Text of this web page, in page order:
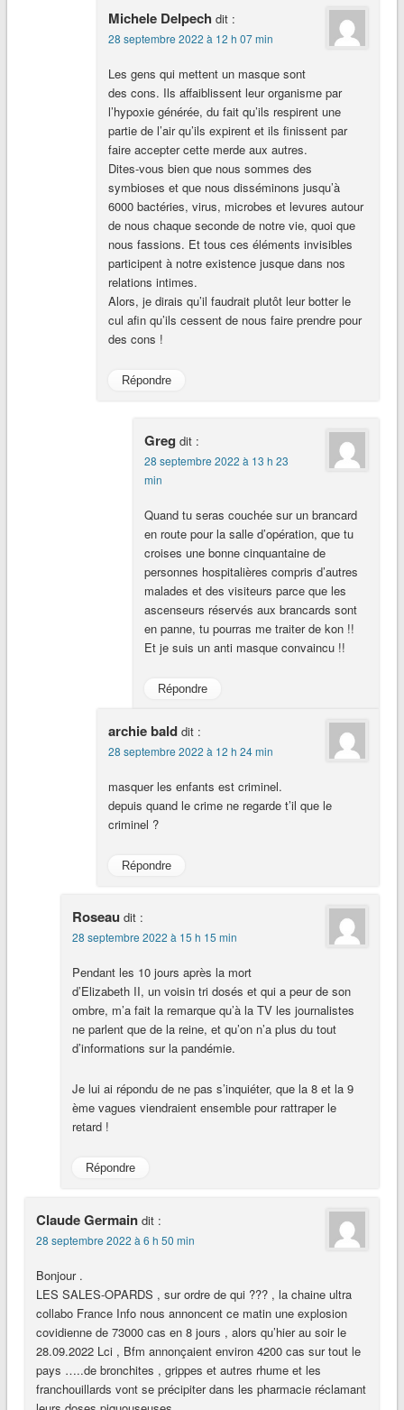
Michele Delpech dit :
28 septembre 2022 à 12 h 07 min
Les gens qui mettent un masque sont
des cons. Ils affaiblissent leur organisme par
l’hypoxie générée, du fait qu’ils respirent une
partie de l’air qu’ils expirent et ils finissent par
faire accepter cette merde aux autres.
Dites-vous bien que nous sommes des
symbioses et que nous disséminons jusqu’à
6000 bactéries, virus, microbes et levures autour
de nous chaque seconde de notre vie, quoi que
nous fassions. Et tous ces éléments invisibles
participent à notre existence jusque dans nos
relations intimes.
Alors, je dirais qu’il faudrait plutôt leur botter le
cul afin qu’ils cessent de nous faire prendre pour
des cons !
Répondre
Greg dit :
28 septembre 2022 à 13 h 23
min
Quand tu seras couchée sur un brancard
en route pour la salle d’opération, que tu
croises une bonne cinquantaine de
personnes hospitalières compris d’autres
malades et des visiteurs parce que les
ascenseurs réservés aux brancards sont
en panne, tu pourras me traiter de kon !!
Et je suis un anti masque convaincu !!
Répondre
archie bald dit :
28 septembre 2022 à 12 h 24 min
masquer les enfants est criminel.
depuis quand le crime ne regarde t’il que le
criminel ?
Répondre
Roseau dit :
28 septembre 2022 à 15 h 15 min
Pendant les 10 jours après la mort
d’Elizabeth II, un voisin tri dosés et qui a peur de son
ombre, m’a fait la remarque qu’à la TV les journalistes
ne parlent que de la reine, et qu’on n’a plus du tout
d’informations sur la pandémie.
Je lui ai répondu de ne pas s’inquiéter, que la 8 et la 9
ème vagues viendraient ensemble pour rattraper le
retard !
Répondre
Claude Germain dit :
28 septembre 2022 à 6 h 50 min
Bonjour .
LES SALES-OPARDS , sur ordre de qui ??? , la chaine ultra
collabo France Info nous annoncent ce matin une explosion
covidienne de 73000 cas en 8 jours , alors qu’hier au soir le
28.09.2022 Lci , Bfm annonçaient environ 4200 cas sur tout le
pays …..de bronchites , grippes et autres rhume et les
franchouillards vont se précipiter dans les pharmacie réclamant